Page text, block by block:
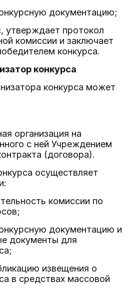
документацию;
утверждает протокол
комиссии и заключает
конкурса.
конкурса
конкурса может
организация на
с ней Учреждением
(договора).
осуществляет
комиссии по
документацию и
документы для
извещения о
в средствах массовой